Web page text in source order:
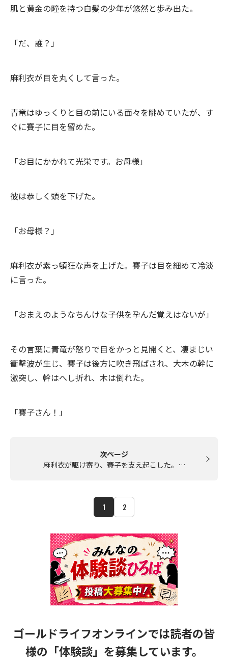
肌と黄金の瞳を持つ白髪の少年が悠然と歩み出た。
「だ、誰？」
麻利衣が目を丸くして言った。
青竜はゆっくりと目の前にいる面々を眺めていたが、す
ぐに賽子に目を留めた。
「お目にかかれて光栄です。お母様」
彼は恭しく頭を下げた。
「お母様？」
麻利衣が素っ頓狂な声を上げた。賽子は目を細めて冷淡
に言った。
「おまえのようなちんけな子供を孕んだ覚えはないが」
その言葉に青竜が怒りで目をかっと見開くと、凄まじい
衝撃波が生じ、賽子は後方に吹き飛ばされ、大木の幹に
激突し、幹はへし折れ、木は倒れた。
「賽子さん！」
次ページ
麻利衣が駆け寄り、賽子を支え起こした。…
1 2
ゴールドライフオンラインでは読者の皆
様の 「体験談」を募集しています。